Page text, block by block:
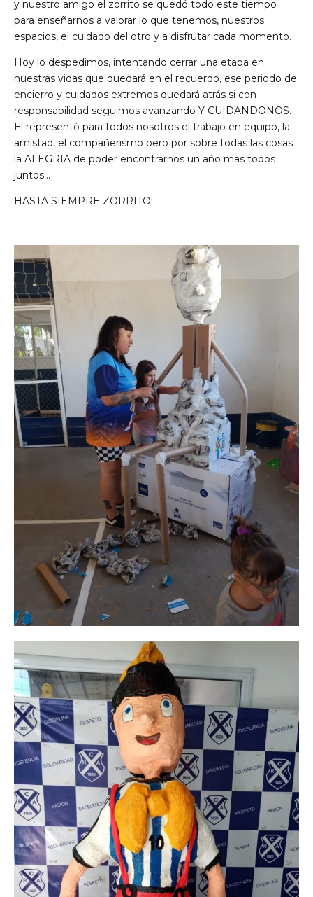
y nuestro amigo el zorrito se quedó todo este tiempo
para enseñarnos a valorar lo que tenemos, nuestros
espacios, el cuidado del otro y a disfrutar cada momento.
Hoy lo despedimos, intentando cerrar una etapa en
nuestras vidas que quedará en el recuerdo, ese periodo de
encierro y cuidados extremos quedará atrás si con
responsabilidad seguimos avanzando Y CUIDANDONOS.
El representó para todos nosotros el trabajo en equipo, la
amistad, el compañerismo pero por sobre todas las cosas
la ALEGRIA de poder encontrarnos un año mas todos
juntos…
HASTA SIEMPRE ZORRITO!